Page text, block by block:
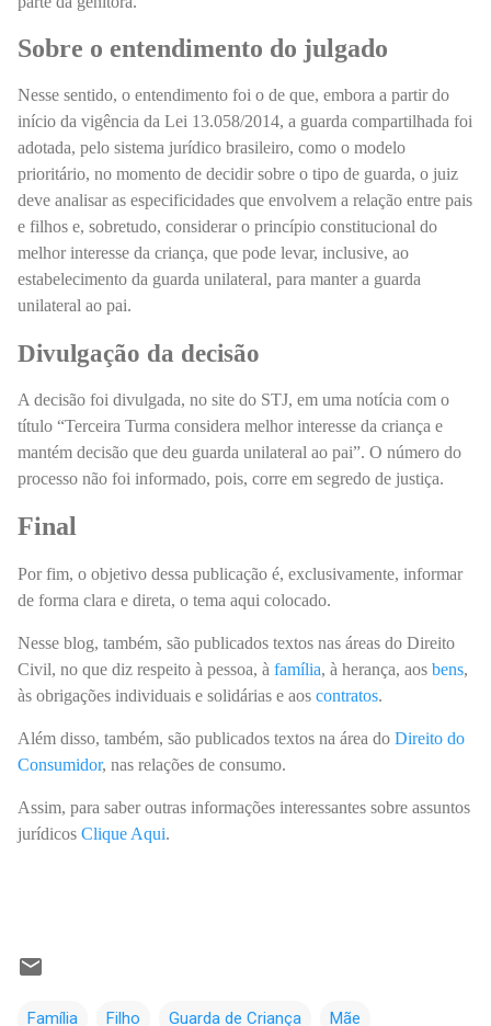
Sobre o entendimento do julgado
Nesse sentido, o entendimento foi o de que, embora a partir do
início da vigência da Lei 13.058/2014, a guarda compartilhada foi
adotada, pelo sistema jurídico brasileiro, como o modelo
prioritário, no momento de decidir sobre o tipo de guarda, o juiz
deve analisar as especificidades que envolvem a relação entre pais
e filhos e, sobretudo, considerar o princípio constitucional do
melhor interesse da criança, que pode levar, inclusive, ao
estabelecimento da guarda unilateral, para manter a guarda
unilateral ao pai.
Divulgação da decisão
A decisão foi divulgada, no site do STJ, em uma notícia com o
título “Terceira Turma considera melhor interesse da criança e
mantém decisão que deu guarda unilateral ao pai”. O número do
processo não foi informado, pois, corre em segredo de justiça.
Final
Por fim, o objetivo dessa publicação é, exclusivamente, informar
de forma clara e direta, o tema aqui colocado.
Nesse blog, também, são publicados textos nas áreas do Direito
Civil, no que diz respeito à pessoa, à família, à herança, aos bens,
às obrigações individuais e solidárias e aos contratos.
Além disso, também, são publicados textos na área do Direito do
Consumidor, nas relações de consumo.
Assim, para saber outras informações interessantes sobre assuntos
jurídicos Clique Aqui.
Família Filho Guarda de Criança Mãe